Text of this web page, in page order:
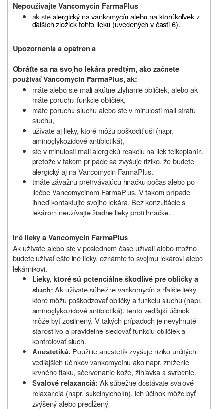
Nepoužívajte Vancomycin FarmaPlus
ak stealergický na vankomycín alebo na ktorúkoľvek z
ďalších zložiek tohto lieku (uvedených v časti 6).
Upozornenia a opatrenia
Obráťte sa na svojho lekára predtým, ako začnete
používať Vancomycin FarmaPlus, ak:
máte alebo ste mali akútne zlyhanie obličiek, alebo ak
máte poruchu funkcie obličiek,
máte poruchu sluchu alebo ste v minulosti mali stratu
sluchu,
užívate aj lieky, ktoré môžu poškodiť uši (napr.
aminoglykozidové antibiotiká),
ste v minulosti mali alergickú reakciu na liek teikoplanín,
pretože v takom prípade sa zvyšuje riziko, že budete
alergický aj na Vancomycin FarmaPlus,
tmáte závažnu pretrvávajúcu hnačku počas alebo po
liečbe Vancomycinom FarmaPlus. V takom prípade
ihneď kontaktujte svojho lekára. Bez konzultácie s
lekárom neužívajte žiadne lieky proti hnačke.
Iné lieky a Vancomycin FarmaPlus
Ak užívate alebo ste v poslednom čase užívali alebo možno
budete užívať ešte iné lieky, oznámte to svojmu lekárovi alebo
lekárnikovi.
Lieky, ktoré sú potenciálne škodlivé pre obličky a
sluch: Ak užívate súbežne vankomycín a ďalšie lieky,
ktoré môžu poškodzovať obličky a funkciu sluchu (napr.
aminoglykozidové antibiotiká), tento vedľajší účinok
môže byť zosilnený. V takých prípadoch je nevyhnuté
starostlivo a pravidelne sledovať funkciu obličiek a
kontrolovať sluch.
Anestetiká: Použitie anestetík zvyšuje riziko určitých
vedľajších účinkov vankomycínu ako napr. zníženie
krvného tlaku, sčervenanie kože, žihľavka a svrbenie.
Svalové relaxanciá: Ak súbežne dostávate svalové
relaxanciá (napr. sukcinylcholín), ich účinok môže byť
zvýšený alebo predĺžený.